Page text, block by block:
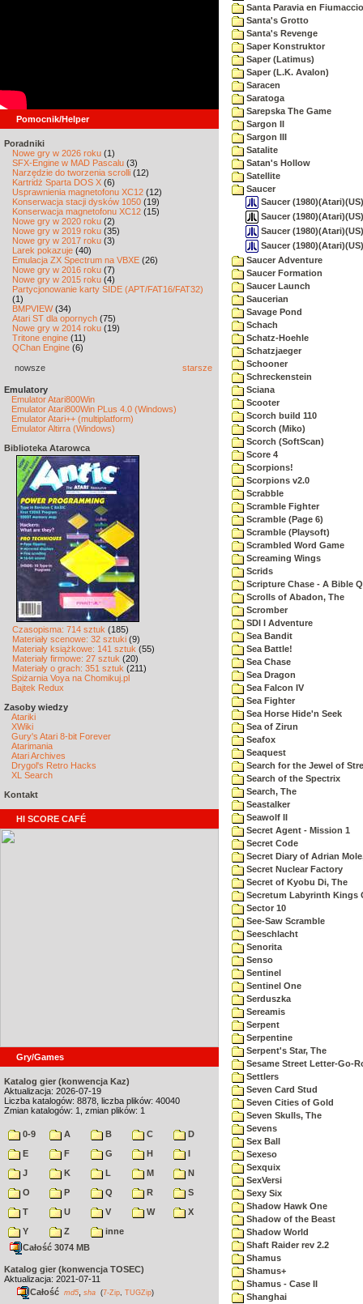
Pomocnik/Helper
Poradniki
Nowe gry w 2026 roku (1)
SFX-Engine w MAD Pascalu (3)
Narzędzie do tworzenia scrolli (12)
Kartridż Sparta DOS X (6)
Usprawnienia magnetofonu XC12 (12)
Konserwacja stacji dysków 1050 (19)
Konserwacja magnetofonu XC12 (15)
Nowe gry w 2020 roku (2)
Nowe gry w 2019 roku (35)
Nowe gry w 2017 roku (3)
Larek pokazuje (40)
Emulacja ZX Spectrum na VBXE (26)
Nowe gry w 2016 roku (7)
Nowe gry w 2015 roku (4)
Partycjonowanie karty SIDE (APT/FAT16/FAT32)
(1)
BMPVIEW(34)
Atari ST dla opornych (75)
Nowe gry w 2014 roku (19)
Tritone engine (11)
QChan Engine (6)
nowsze starsze
Emulatory
Emulator Atari800Win
Emulator Atari800Win PLus 4.0 (Windows)
Emulator Atari++ (multiplatform)
Emulator Altirra (Windows)
Biblioteka Atarowca
Czasopisma: 714 sztuk (185)
Materiały scenowe: 32 sztuki (9)
Materiały książkowe: 141 sztuk (55)
Materiały firmowe: 27 sztuk (20)
Materiały o grach: 351 sztuk (211)
Spiżarnia Voya na Chomikuj.pl
Bajtek Redux
Zasoby wiedzy
Atariki
XWiki
Gury's Atari 8-bit Forever
Atarimania
Atari Archives
Drygol's Retro Hacks
XL Search
Kontakt
HI SCORE CAFÉ
Gry/Games
Katalog gier (konwencja Kaz)
Aktualizacja: 2026-07-19
Liczba katalogów: 8878, liczba plików: 40040
Zmian katalogów: 1, zmian plików: 1
0-9 A B C
D
E
F G H
I
J
K L M
N
O
P Q R
S
T
U V W
X
Y
Z
inne
Całość 3074 MB
Katalog gier (konwencja TOSEC)
Aktualizacja: 2021-07-11
Całość md5 sha (7-Zip TUGZip)
Santa Paravia en Fiumaccio
Santa's Grotto
Santa's Revenge
Saper Konstruktor
Saper (Latimus)
Saper (L.K. Avalon)
Saracen
Saratoga
Sarepska The Game
Sargon II
Sargon III
Satalite
Satan's Hollow
Satellite
Saucer
Saucer
Saucer
Saucer
Saucer
Saucer Adventure
Saucer Formation
Saucer Launch
Saucerian
Savage Pond
Schach
Schatz-Hoehle
Schatzjaeger
Schooner
Schreckenstein
Sciana
Scooter
Scorch build 110
Scorch (Miko)
Scorch (SoftScan)
Score 4
Scorpions!
Scorpions v2.0
Scrabble
Scramble Fighter
Scramble (Page 6)
Scramble (Playsoft)
Scrambled Word Game
Screaming Wings
Scrids
Scripture Chase - A Bible
Scrolls of Abadon, The
Scromber
SDI I Adventure
Sea Bandit
Sea Battle!
Sea Chase
Sea Dragon
Sea Falcon IV
Sea Fighter
Sea Horse Hide'n Seek
Sea of Zirun
Seafox
Seaquest
Search for the Jewel of
Search of the Spectrix
Search, The
Seastalker
Seawolf II
Secret Agent - Mission 1
Secret Code
Secret Diary of Adrian
Secret Nuclear Factory
Secret of Kyobu Di, The
Secretum Labyrinth Kings
Sector 10
See-Saw Scramble
Seeschlacht
Senorita
Senso
Sentinel
Sentinel One
Serduszka
Sereamis
Serpent
Serpentine
Serpent's Star, The
Sesame Street Letter-Go-
Settlers
Seven Card Stud
Seven Cities of Gold
Seven Skulls, The
Sevens
Sex Ball
Sexeso
Sexquix
SexVersi
Sexy Six
Shadow Hawk One
Shadow of the Beast
Shadow World
Shaft Raider rev 2.2
Shamus
Shamus+
Shamus - Case II
Shanghai